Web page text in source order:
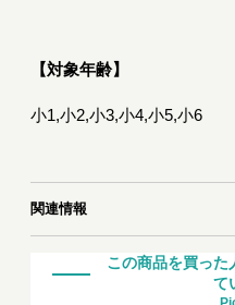
【対象年齢】
小1,小2,小3,小4,小5,小6
関連情報
この商品を買った
て